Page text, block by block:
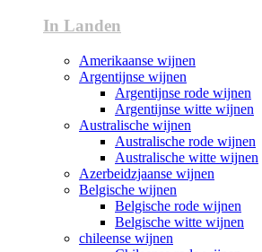
In Landen
Amerikaanse wijnen
Argentijnse wijnen
Argentijnse rode wijnen
Argentijnse witte wijnen
Australische wijnen
Australische rode wijnen
Australische witte wijnen
Azerbeidzjaanse wijnen
Belgische wijnen
Belgische rode wijnen
Belgische witte wijnen
chileense wijnen